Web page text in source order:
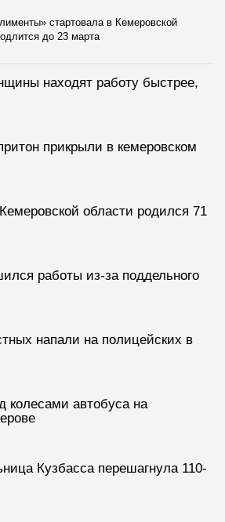
стартовала в Кемеровской
до 23 марта
находят работу быстрее,
прикрыли в кемеровском
области родился 71
работы из-за поддельного
напали на полицейских в
колесами автобуса на
Кузбасса перешагнула 110-